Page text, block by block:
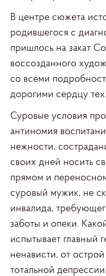
В центре сюжета
родившегося с
пришлось на закат
воссозданного
со всеми
дорогими сердцу
Суровые условия
антиномия
нежности,
своих дней носить
прямом и
суровый мужик, не
инвалида,
заботы и опеки.
испытывает главный
ненависти, от
тотальной